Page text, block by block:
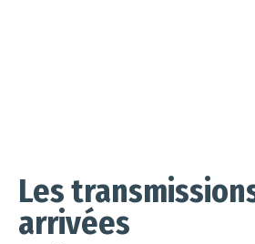
Les
arrivées